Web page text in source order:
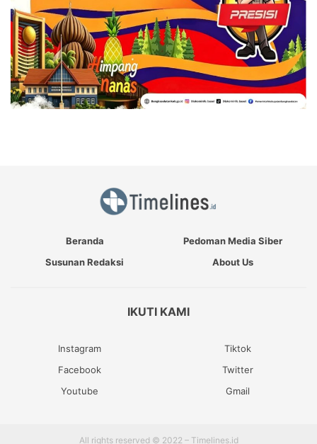
Beranda
Pedoman Media Siber
Susunan Redaksi
About Us
IKUTI KAMI
Instagram
Tiktok
Facebook
Twitter
Youtube
Gmail
All rights reserved © 2022 – Timelines.id